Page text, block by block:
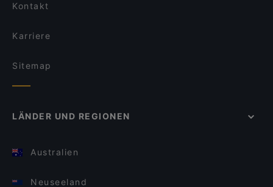
Kontakt
Karriere
Sitemap
LÄNDER UND REGIONEN
Australien
Neuseeland